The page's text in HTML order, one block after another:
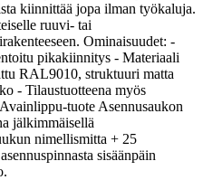
kiinnittää jopa ilman työkaluja.
ruuvi- tai
Ominaisuudet: -
pikakiinnitys - Materiaali
RAL9010, struktuuri matta
- Tilaustuotteena myös
tuote Asennusaukon
jälkimmäisellä
nimellismitta + 25
sisäänpäin